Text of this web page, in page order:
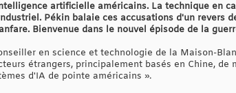
artificielle américains. La technique en
Pékin balaie ces accusations d'un revers
Bienvenue dans le nouvel épisode de la
en science et technologie de la Maison-
étrangers, principalement basés en Chine,
d'IA de pointe américains ».